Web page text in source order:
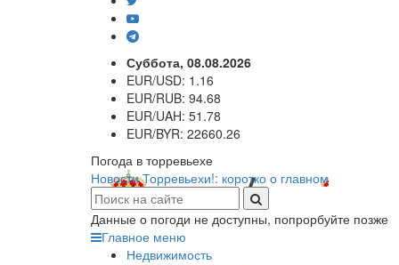
Суббота, 08.08.2026
EUR/USD: 1.16
EUR/RUB: 94.68
EUR/UAH: 51.78
EUR/BYR: 22660.26
Погода в торревьехе
Новости Торревьехи!: коротко о главном
Данные о погоди не доступны, попрорбуйте позже
Главное меню
Недвижимость